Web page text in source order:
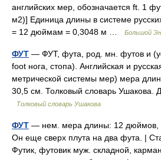
английских мер, обозначается ft. 1
м2)] Единица длины в системе
= 12 дюймам = 0,3048 м …
Большой
ФУТ — ФУТ, фута, род. мн. футов и
foot нога, стопа). Английская и
метрической системы мер) мера
30,5 см. Толковый словарь Ушакова.
Толковый словарь Ушакова
ФУТ — нем. мера длины: 12 дюймов,
Он еще сверх плута на два фута. |
Футик, футовик муж. складной,